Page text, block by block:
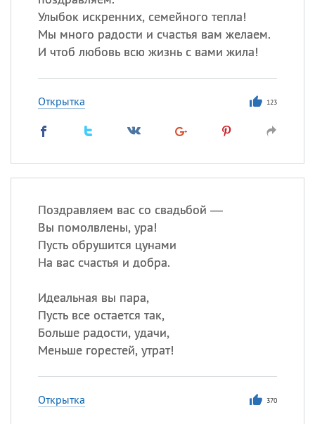
Улыбок искренних, семейного тепла!
Мы много радости и счастья вам желаем.
И чтоб любовь всю жизнь с вами жила!
Открытка 123
Поздравляем вас со свадьбой —
Вы помолвлены, ура!
Пусть обрушится цунами
На вас счастья и добра.
Идеальная вы пара,
Пусть все остается так,
Больше радости, удачи,
Меньше горестей, утрат!
Открытка 370